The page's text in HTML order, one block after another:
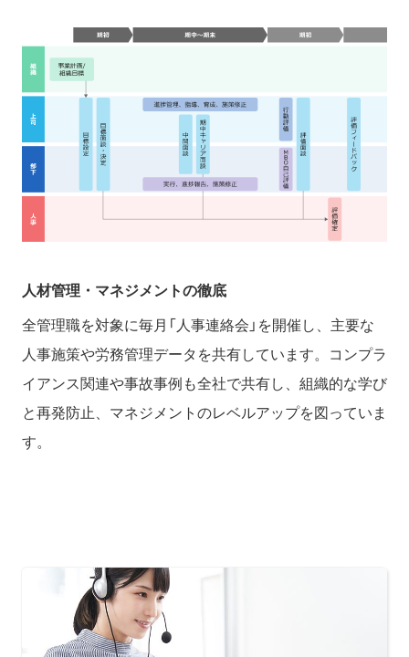
人材管理・マネジメントの徹底
全管理職を対象に毎月「人事連絡会」を開催し、主要な
人事施策や労務管理データを共有しています。コンプラ
イアンス関連や事故事例も全社で共有し、組織的な学び
と再発防止、マネジメントのレベルアップを図っていま
す。